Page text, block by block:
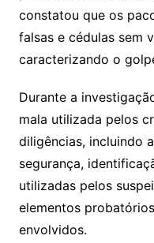
constatou que os
falsas e cédulas sem
caracterizando o
Durante a
mala utilizada pelos
diligências, incluindo
segurança,
utilizadas pelos
elementos
envolvidos.